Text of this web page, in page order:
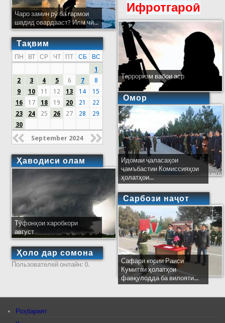
Чаро замин рӯ ба гармои
шадид овардааст? Илм чӣ...
Тақвим
ПН ВТ СР ЧТ ПТ СБ
ВС
1
2
3 4 5 6 7
8
9
10 11 12 13 14
15
16
17 18 19 20 21
22
23
24 25 26 27 28
29
30
September 2024
Ҳаводиси олам
Тӯфонҳои харобкори
август
Ҳоло дар сомона
Пользователей онлайн: 0.
Ифротгароӣ
Терроризм вабои аср
Омор
Идомаи ҷаласаҳои
ҷамъбастии Комиссияҳои
ҳолатҳои...
Сарбози наҷот
Сафари кории Раиси
Кумитаи ҳолатҳои
фавқулодда ба вилояти...
Роҳбарият